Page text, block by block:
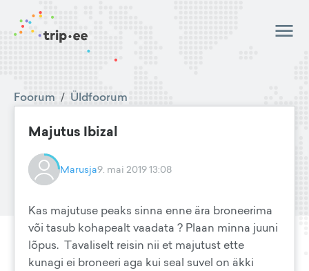
Foorum / Üldfoorum
Majutus Ibizal
Marusja9. mai 2019 13:08
Kas majutuse peaks sinna enne ära broneerima
või tasub kohapealt vaadata ? Plaan minna juuni
lõpus. Tavaliselt reisin nii et majutust ette
kunagi ei broneeri aga kui seal suvel on äkki